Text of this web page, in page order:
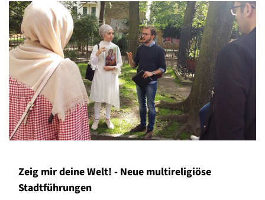
Zeig mir deine Welt! - Neue multireligiöse
Stadtführungen